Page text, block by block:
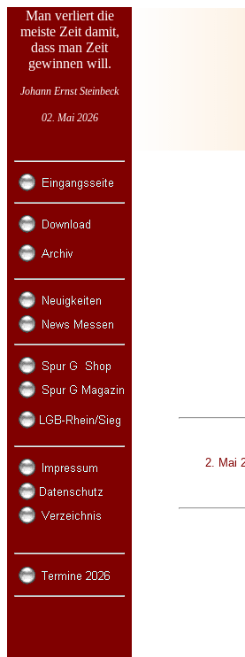
Man verliert die
meiste Zeit damit,
dass man Zeit
gewinnen will.
Johann Ernst Steinbeck
02. Mai 2026
2. Mai